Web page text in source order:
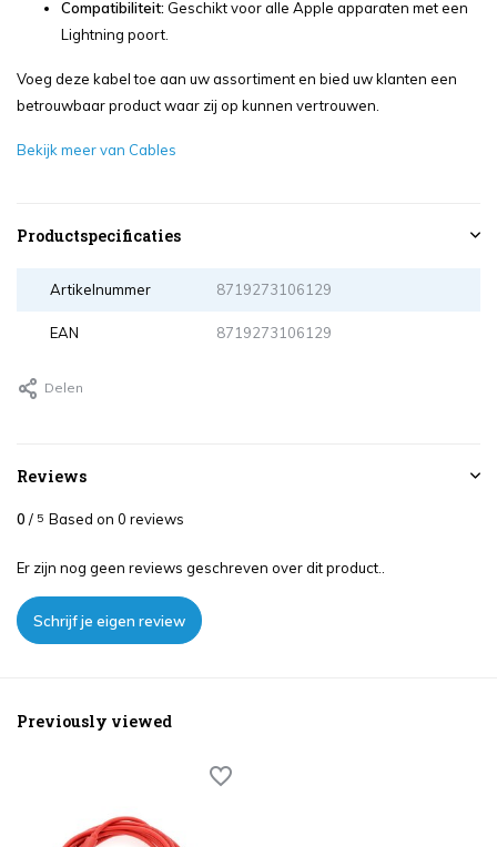
Compatibiliteit: Geschikt voor alle Apple apparaten met een
Lightning poort.
Voeg deze kabel toe aan uw assortiment en bied uw klanten een
betrouwbaar product waar zij op kunnen vertrouwen.
Bekijk meer van Cables
Productspecificaties
Artikelnummer 8719273106129
EAN 8719273106129
Delen
Reviews
0 / 5 Based on 0 reviews
Er zijn nog geen reviews geschreven over dit product..
Schrijf je eigen review
Previously viewed